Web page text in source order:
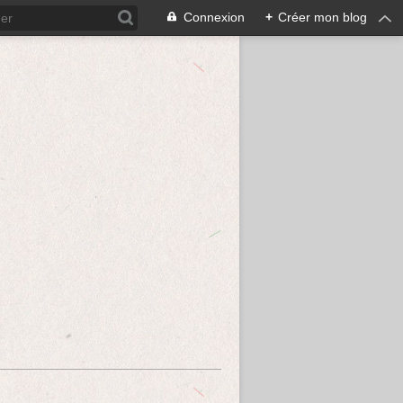
Connexion + Créer mon blog